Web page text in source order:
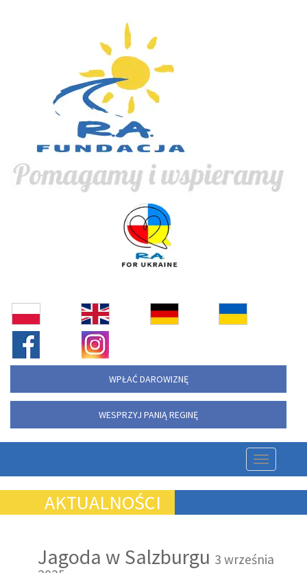
WPŁAĆ DAROWIZNĘ
WESPRZYJ PANIĄ REGINĘ
strony
AKTUALNOŚCI
Jagoda w Salzburgu 3 września